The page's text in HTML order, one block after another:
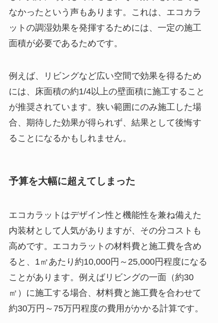
なかったという声もあります。これは、エコカラ
ットの調湿効果を発揮するためには、一定の施工
面積が必要であるためです。
例えば、リビングなど広い空間で効果を得るため
には、床面積の約1/4以上の壁面積に施工すること
が推奨されています。狭い範囲にのみ施工した場
合、期待した効果が得られず、結果として後悔す
ることになるかもしれません。
予算を大幅に超えてしまった
エコカラットはデザイン性と機能性を兼ね備えた
内装材として人気がありますが、その分コストも
高めです。エコカラットの材料費と施工費を含め
ると、1㎡あたり約10,000円～25,000円程度になる
ことがあります。例えばリビングの一面（約30
㎡）に施工する場合、材料費と施工費を合わせて
約30万円～75万円程度の費用がかかる計算です。